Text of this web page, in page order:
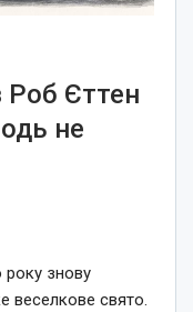
Роб Єттен
не
року знову
веселкове свято.